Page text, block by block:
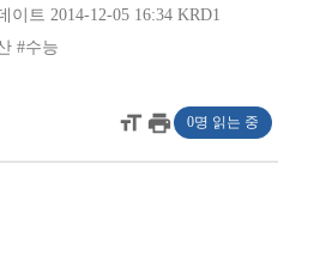
이트 2014-12-05 16:34 KRD1
#수능
format_sizeprint 0명 읽는 중